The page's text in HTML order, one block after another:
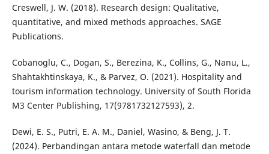
Creswell, J. W. (2018). Research design: Qualitative,
quantitative, and mixed methods approaches. SAGE
Publications.
Cobanoglu, C., Dogan, S., Berezina, K., Collins, G., Nanu, L.,
Shahtakhtinskaya, K., & Parvez, O. (2021). Hospitality and
tourism information technology. University of South Florida
M3 Center Publishing, 17(9781732127593), 2.
Dewi, E. S., Putri, E. A. M., Daniel, Wasino, & Beng, J. T.
(2024). Perbandingan antara metode waterfall dan metode